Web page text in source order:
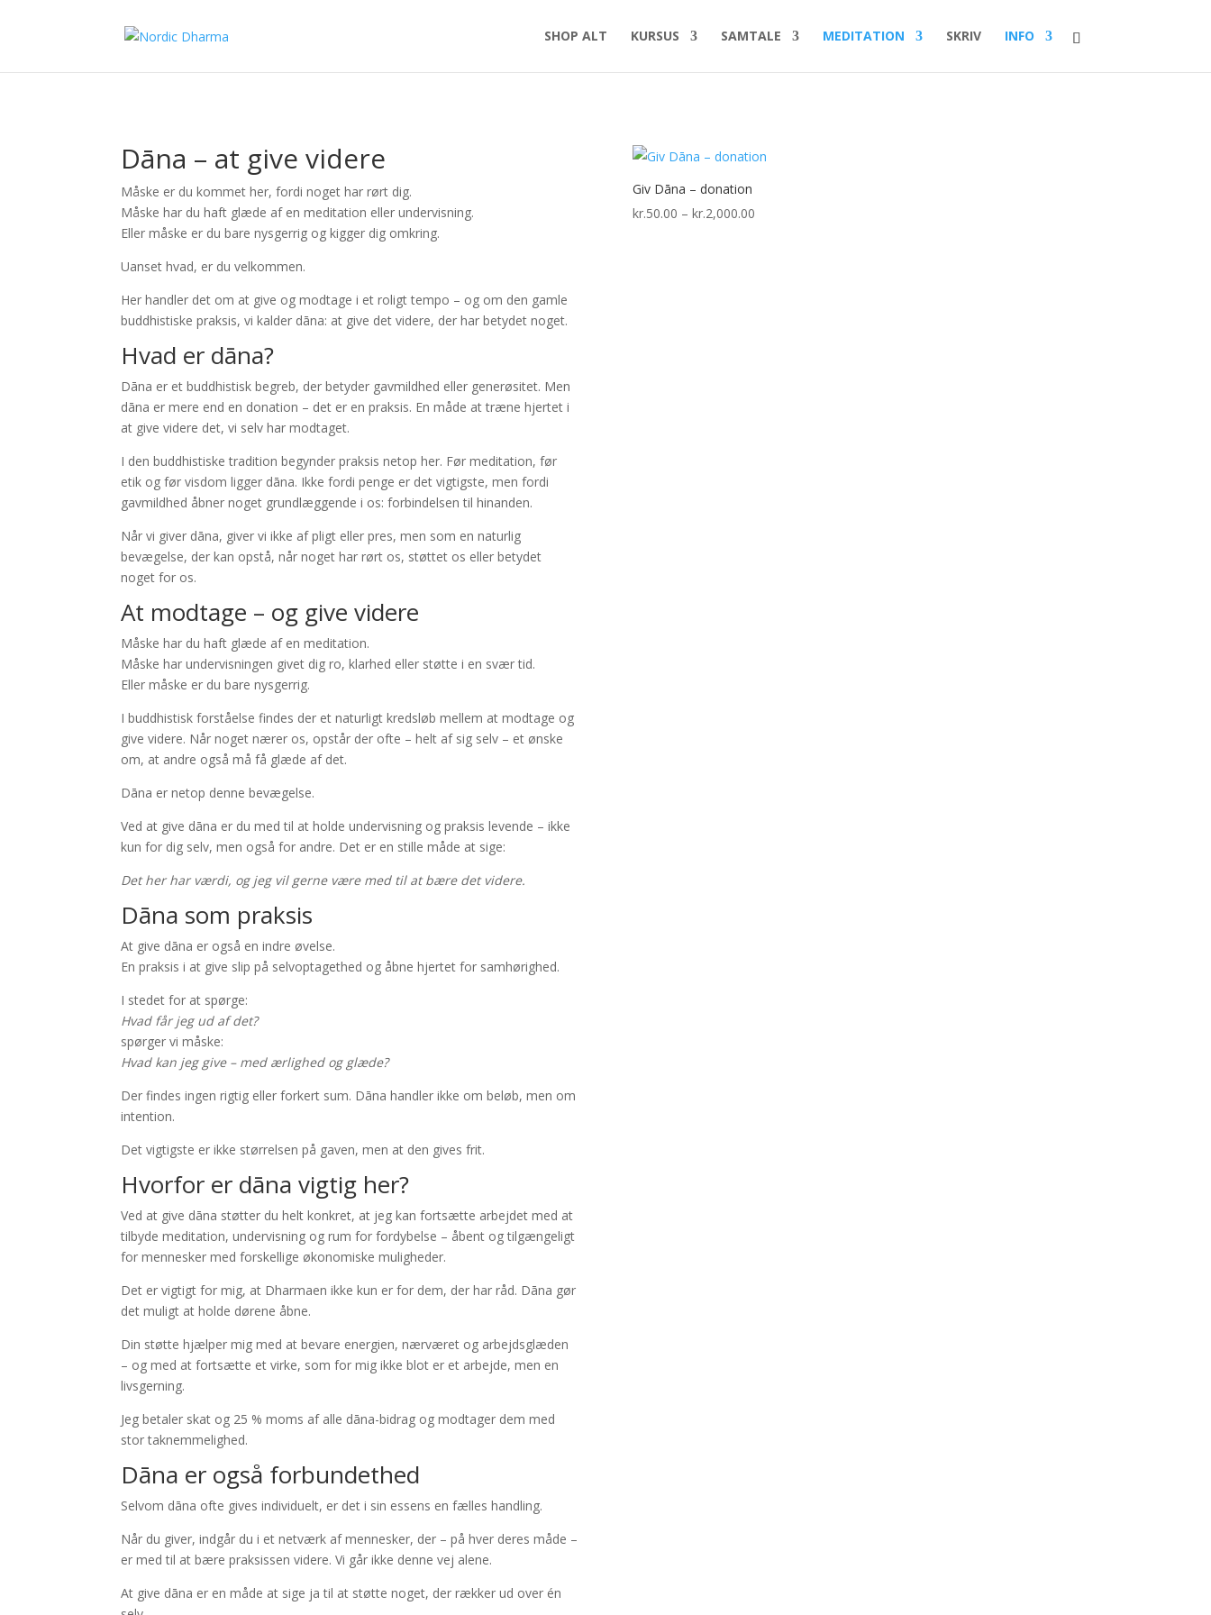
SHOP ALT KURSUS SAMTALE MEDITATION SKRIV INFO
Dāna – at give videre
Måske er du kommet her, fordi noget har rørt dig.
Måske har du haft glæde af en meditation eller undervisning.
Eller måske er du bare nysgerrig og kigger dig omkring.
Uanset hvad, er du velkommen.
Her handler det om at give og modtage i et roligt tempo – og om den gamle
buddhistiske praksis, vi kalder dāna: at give det videre, der har betydet noget.
Hvad er dāna?
Dāna er et buddhistisk begreb, der betyder gavmildhed eller generøsitet. Men
dāna er mere end en donation – det er en praksis. En måde at træne hjertet i
at give videre det, vi selv har modtaget.
I den buddhistiske tradition begynder praksis netop her. Før meditation, før
etik og før visdom ligger dāna. Ikke fordi penge er det vigtigste, men fordi
gavmildhed åbner noget grundlæggende i os: forbindelsen til hinanden.
Når vi giver dāna, giver vi ikke af pligt eller pres, men som en naturlig
bevægelse, der kan opstå, når noget har rørt os, støttet os eller betydet
noget for os.
At modtage – og give videre
Måske har du haft glæde af en meditation.
Måske har undervisningen givet dig ro, klarhed eller støtte i en svær tid.
Eller måske er du bare nysgerrig.
I buddhistisk forståelse findes der et naturligt kredsløb mellem at modtage og
give videre. Når noget nærer os, opstår der ofte – helt af sig selv – et ønske
om, at andre også må få glæde af det.
Dāna er netop denne bevægelse.
Ved at give dāna er du med til at holde undervisning og praksis levende – ikke
kun for dig selv, men også for andre. Det er en stille måde at sige:
Det her har værdi, og jeg vil gerne være med til at bære det videre.
Dāna som praksis
At give dāna er også en indre øvelse.
En praksis i at give slip på selvoptagethed og åbne hjertet for samhørighed.
I stedet for at spørge:
Hvad får jeg ud af det?
spørger vi måske:
Hvad kan jeg give – med ærlighed og glæde?
Der findes ingen rigtig eller forkert sum. Dāna handler ikke om beløb, men om
intention.
Det vigtigste er ikke størrelsen på gaven, men at den gives frit.
Hvorfor er dāna vigtig her?
Ved at give dāna støtter du helt konkret, at jeg kan fortsætte arbejdet med at
tilbyde meditation, undervisning og rum for fordybelse – åbent og tilgængeligt
for mennesker med forskellige økonomiske muligheder.
Det er vigtigt for mig, at Dharmaen ikke kun er for dem, der har råd. Dāna gør
det muligt at holde dørene åbne.
Din støtte hjælper mig med at bevare energien, nærværet og arbejdsglæden
– og med at fortsætte et virke, som for mig ikke blot er et arbejde, men en
livsgerning.
Jeg betaler skat og 25 % moms af alle dāna-bidrag og modtager dem med
stor taknemmelighed.
Dāna er også forbundethed
Selvom dāna ofte gives individuelt, er det i sin essens en fælles handling.
Når du giver, indgår du i et netværk af mennesker, der – på hver deres måde –
er med til at bære praksissen videre. Vi går ikke denne vej alene.
At give dāna er en måde at sige ja til at støtte noget, der rækker ud over én
Giv Dāna – donation
kr.50.00 – kr.2,000.00Prisinterval: